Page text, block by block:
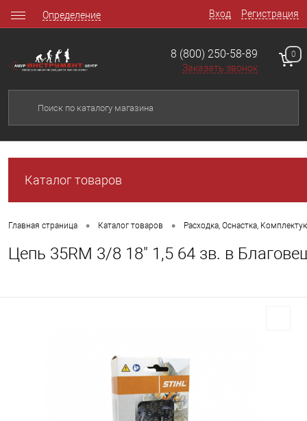
Вход Регистрация
Определение
8 (800) 250-58-89
Заказать звонок
0
Каталог товаров
Главная страница • Каталог товаров • Расходка, Оснастка,
Цепь 35RM 3/8 18" 1,5 64 зв. в